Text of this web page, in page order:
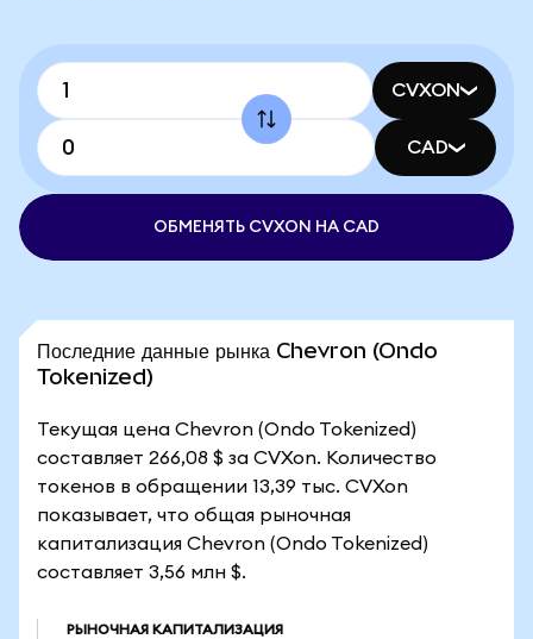
CVXON
CAD
ОБМЕНЯТЬ CVXON НА CAD
Последние данные рынка Chevron (Ondo
Tokenized)
Текущая цена Chevron (Ondo Tokenized)
составляет 266,08 $ за CVXon. Количество
токенов в обращении 13,39 тыс. CVXon
показывает, что общая рыночная
капитализация Chevron (Ondo Tokenized)
составляет 3,56 млн $.
РЫНОЧНАЯ КАПИТАЛИЗАЦИЯ